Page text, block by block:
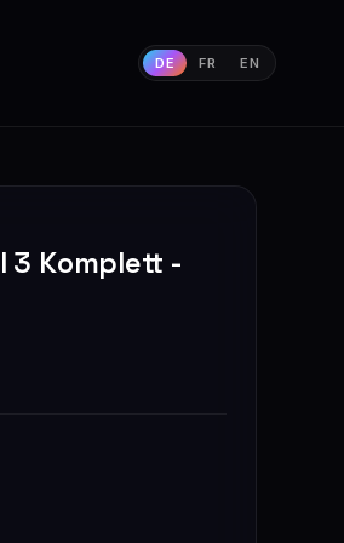
DE FR EN
3 Komplett -